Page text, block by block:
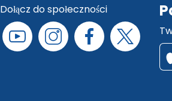
Dołącz do społeczności